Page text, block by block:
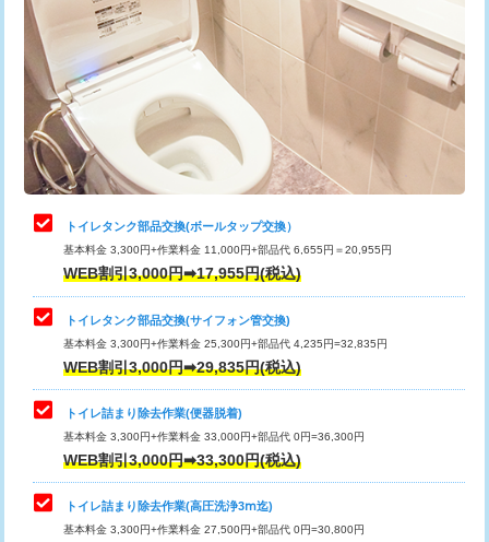
トイレタンク部品交換(ボールタップ交換）
基本料金 3,300円+作業料金 11,000円+部品代 6,655円＝20,955円
WEB割引3,000円➡17,955円(税込)
トイレタンク部品交換(サイフォン管交換)
基本料金 3,300円+作業料金 25,300円+部品代 4,235円=32,835円
WEB割引3,000円➡29,835円(税込)
トイレ詰まり除去作業(便器脱着)
基本料金 3,300円+作業料金 33,000円+部品代 0円=36,300円
WEB割引3,000円➡33,300円(税込)
トイレ詰まり除去作業(高圧洗浄3ⅿ迄)
基本料金 3,300円+作業料金 27,500円+部品代 0円=30,800円